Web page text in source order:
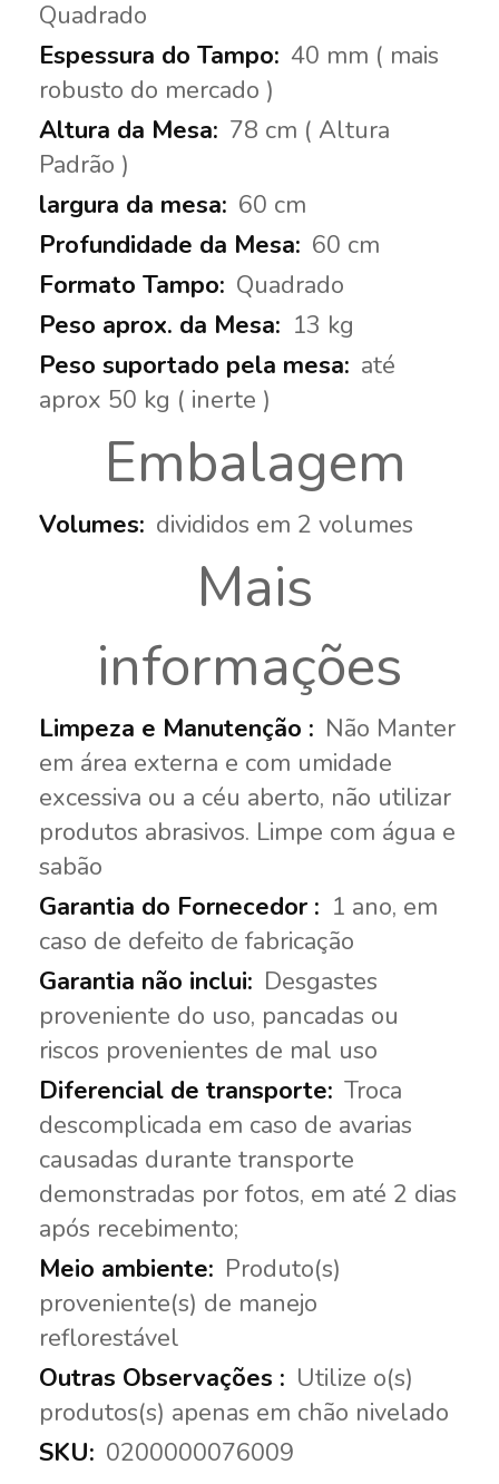
Quadrado
40 mm ( mais
robusto do mercado )
78 cm ( Altura
Padrão )
60 cm
60 cm
Quadrado
13 kg
até
aprox 50 kg ( inerte )
Embalagem
divididos em 2 volumes
Mais
informações
Não Manter
em área externa e com umidade
excessiva ou a céu aberto, não utilizar
produtos abrasivos. Limpe com água e
sabão
1 ano, em
caso de defeito de fabricação
Desgastes
proveniente do uso, pancadas ou
riscos provenientes de mal uso
Troca
descomplicada em caso de avarias
causadas durante transporte
demonstradas por fotos, em até 2 dias
após recebimento;
Produto(s)
proveniente(s) de manejo
reflorestável
Utilize o(s)
produtos(s) apenas em chão nivelado
0200000076009